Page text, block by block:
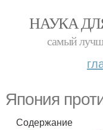
НАУКА
самый
Япония
Содержание